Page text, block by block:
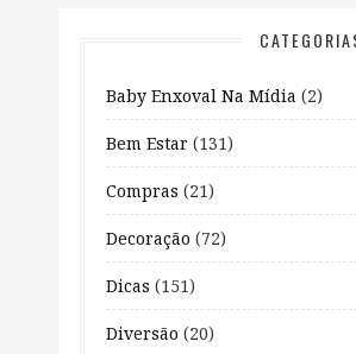
Baby Enxoval Na Mídia (2)
Bem Estar (131)
Compras (21)
Decoração (72)
Dicas (151)
Diversão (20)